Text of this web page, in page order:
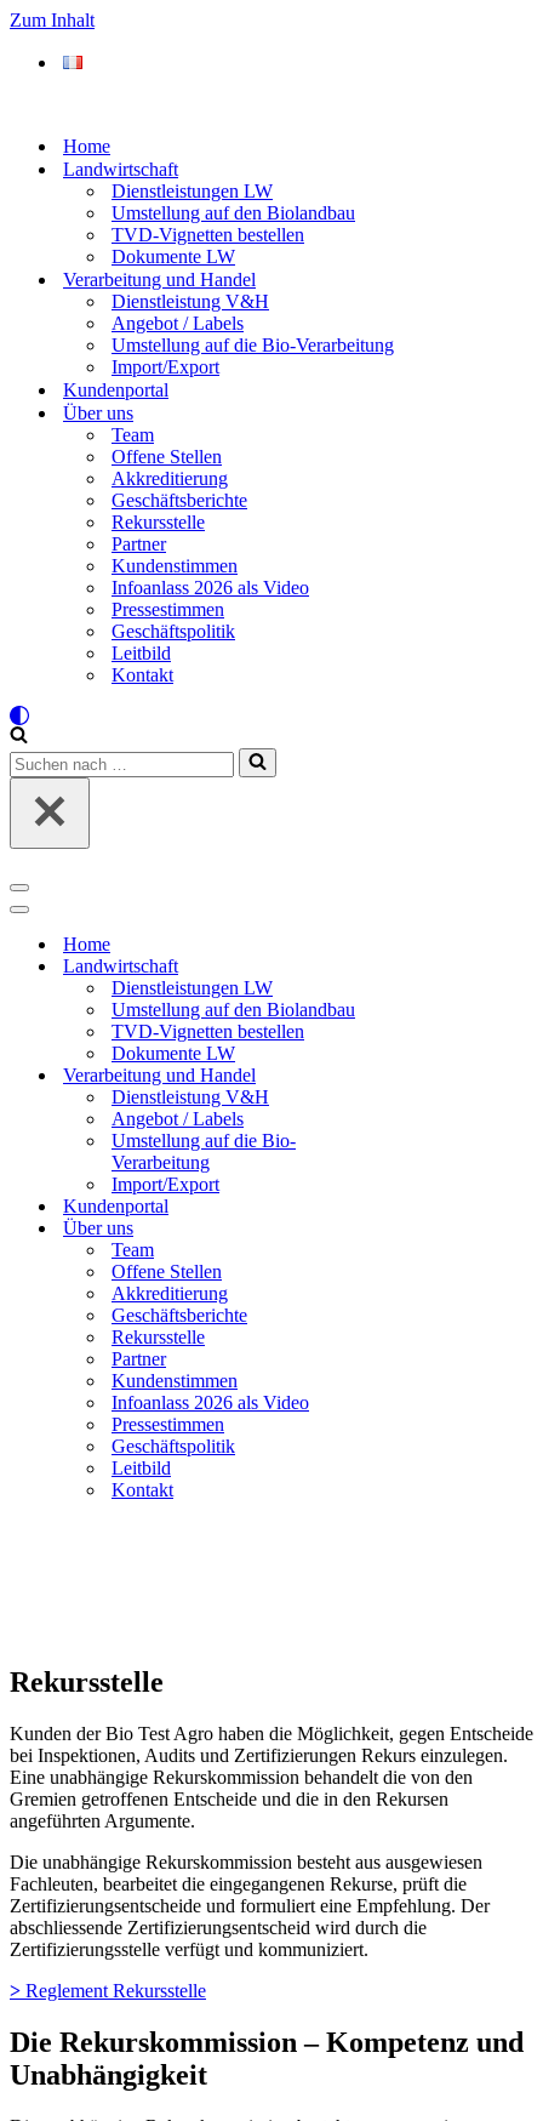
Zum Inhalt
Home
Landwirtschaft
Dienstleistungen LW
Umstellung auf den Biolandbau
TVD-Vignetten bestellen
Dokumente LW
Verarbeitung und Handel
Dienstleistung V&H
Angebot / Labels
Umstellung auf die Bio-Verarbeitung
Import/Export
Kundenportal
Über uns
Team
Offene Stellen
Akkreditierung
Geschäftsberichte
Rekursstelle
Partner
Kundenstimmen
Infoanlass 2026 als Video
Pressestimmen
Geschäftspolitik
Leitbild
Kontakt
Suchen
nach …
Navigations-
Menü
Navigations-
Home
Landwirtschaft
Dienstleistungen LW
Umstellung auf den Biolandbau
TVD-Vignetten bestellen
Dokumente LW
Verarbeitung und Handel
Dienstleistung V&H
Angebot / Labels
Umstellung auf die Bio-
Verarbeitung
Import/Export
Kundenportal
Über uns
Team
Offene Stellen
Akkreditierung
Geschäftsberichte
Rekursstelle
Partner
Kundenstimmen
Infoanlass 2026 als Video
Pressestimmen
Geschäftspolitik
Leitbild
Kontakt
Rekursstelle
Kunden der Bio Test Agro haben die Möglichkeit, gegen Entscheide
bei Inspektionen, Audits und Zertifizierungen Rekurs einzulegen.
Eine unabhängige Rekurskommission behandelt die von den
Gremien getroffenen Entscheide und die in den Rekursen
angeführten Argumente.
Die unabhängige Rekurskommission besteht aus ausgewiesen
Fachleuten, bearbeitet die eingegangenen Rekurse, prüft die
Zertifizierungsentscheide und formuliert eine Empfehlung. Der
abschliessende Zertifizierungsentscheid wird durch die
Zertifizierungsstelle verfügt und kommuniziert.
> Reglement Rekursstelle
Die Rekurskommission – Kompetenz und
Unabhängigkeit